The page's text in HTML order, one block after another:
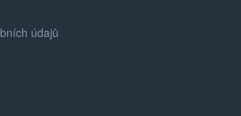
údajů